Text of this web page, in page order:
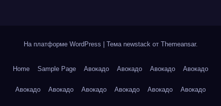
На платформе WordPress Тема newstack от Themeansar.
Home Sample Page Авокадо Авокадо Авокадо Авокадо
Авокадо Авокадо Авокадо Авокадо Авокадо Авокадо